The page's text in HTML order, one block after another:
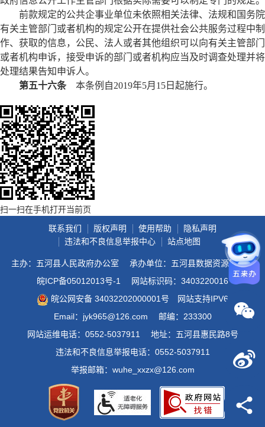
前款规定的公共企事业单位未依照相关法律、法规和国务院
有关主管部门或者机构的规定公开在提供社会公共服务过程中制
作、获取的信息，公民、法人或者其他组织可以向有关主管部门
或者机构申诉，接受申诉的部门或者机构应当及时调查处理并将
处理结果告知申诉人。
第五十六条本条例自2019年5月15日起施行。
扫一扫在手机打开当前页
联系我们
版权声明 使用帮助
隐私声明
违法和不良信息举报中心
站点地图
主办：五河县人民政府办公室
承办单位：五河县数据资源管理局
皖ICP备05012013号-1
网站标识码：3403220016
皖公网安备 34032202000001号
网站支持IPV6
Email：jyk965@126.com
邮编：233300
网站运维电话：0552-5037911
地址：五河县惠民路8号
违法和不良信息举报电话：0552-5037911
举报邮箱：wuhe_xxzx@126.com